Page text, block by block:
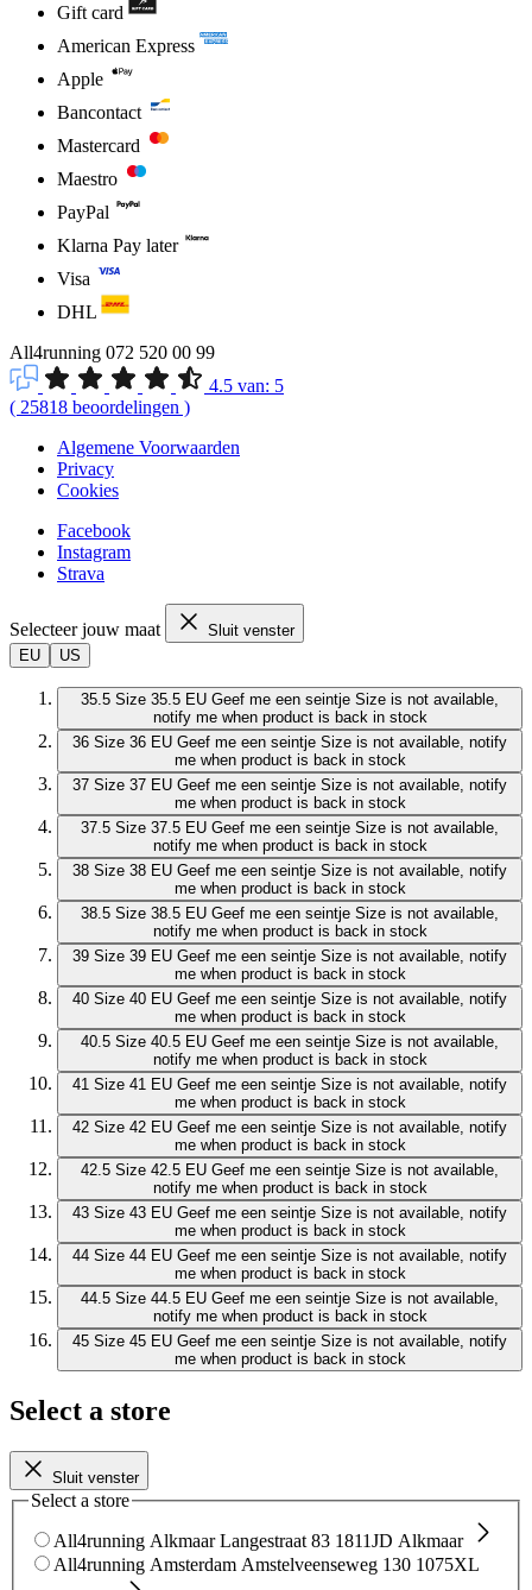
Gift card
American Express
Apple
Bancontact
Mastercard
Maestro
PayPal
Klarna Pay later
Visa
DHL
All4running 072 520 00 99
4.5 van: 5
( 25818 beoordelingen )
Algemene Voorwaarden
Privacy
Cookies
Facebook
Instagram
Strava
Selecteer jouw maat
Sluit venster
EU
US
35.5 Size 35.5 EU Geef me een seintje Size is not available,
notify me when product is back in stock
36 Size 36 EU Geef me een seintje Size is not available, notify
me when product is back in stock
37 Size 37 EU Geef me een seintje Size is not available, notify
me when product is back in stock
37.5 Size 37.5 EU Geef me een seintje Size is not available,
notify me when product is back in stock
38 Size 38 EU Geef me een seintje Size is not available, notify
me when product is back in stock
38.5 Size 38.5 EU Geef me een seintje Size is not available,
notify me when product is back in stock
39 Size 39 EU Geef me een seintje Size is not available, notify
me when product is back in stock
40 Size 40 EU Geef me een seintje Size is not available, notify
me when product is back in stock
40.5 Size 40.5 EU Geef me een seintje Size is not available,
notify me when product is back in stock
41 Size 41 EU Geef me een seintje Size is not available, notify
me when product is back in stock
42 Size 42 EU Geef me een seintje Size is not available, notify
me when product is back in stock
42.5 Size 42.5 EU Geef me een seintje Size is not available,
notify me when product is back in stock
43 Size 43 EU Geef me een seintje Size is not available, notify
me when product is back in stock
44 Size 44 EU Geef me een seintje Size is not available, notify
me when product is back in stock
44.5 Size 44.5 EU Geef me een seintje Size is not available,
notify me when product is back in stock
45 Size 45 EU Geef me een seintje Size is not available, notify
me when product is back in stock
Select a store
Sluit venster
Select a store
All4running Alkmaar Langestraat 83 1811JD Alkmaar
All4running Amsterdam Amstelveenseweg 130 1075XL